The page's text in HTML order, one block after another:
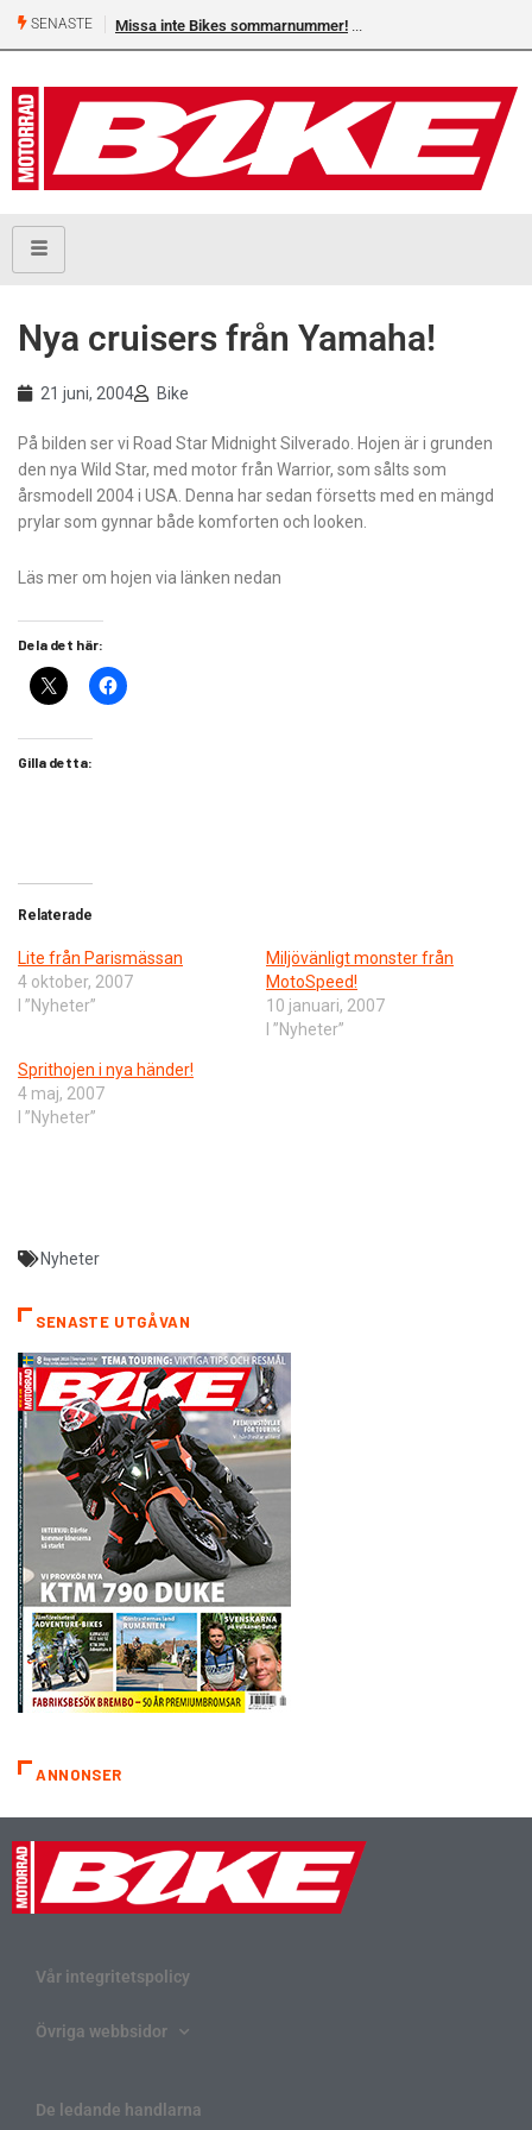
SENASTE Missa inte Bikes sommarnummer!
Nya cruisers från Yamaha!
21 juni, 2004 Bike
På bilden ser vi Road Star Midnight Silverado. Hojen är i grunden
den nya Wild Star, med motor från Warrior, som sålts som
årsmodell 2004 i USA. Denna har sedan försetts med en mängd
prylar som gynnar både komforten och looken.
Läs mer om hojen via länken nedan
Dela det här:
Gilla detta:
Relaterade
Lite från Parismässan
4 oktober, 2007
I ”Nyheter”
Miljövänligt monster från
MotoSpeed!
10 januari, 2007
I ”Nyheter”
Sprithojen i nya händer!
4 maj, 2007
I ”Nyheter”
Nyheter
SENASTE UTGÅVAN
ANNONSER
Vår integritetspolicy
Övriga webbsidor
De ledande handlarna